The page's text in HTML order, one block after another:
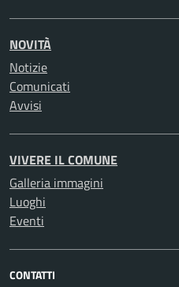
NOVITÀ
Notizie
Comunicati
Avvisi
VIVERE IL COMUNE
Galleria immagini
Luoghi
Eventi
CONTATTI